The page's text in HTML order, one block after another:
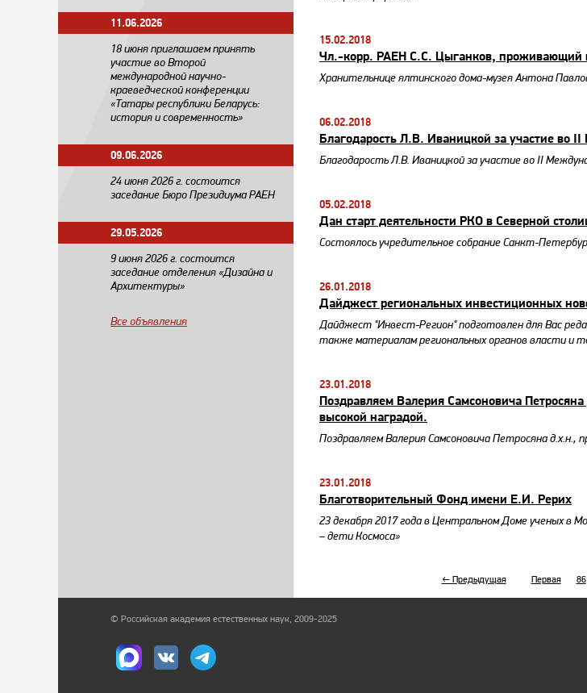
11.06.2026
18 июня приглашаем принять
участие во Второй
международной научно-
краеведческой конференции
«Татары республики Беларусь:
история и современность»
09.06.2026
24 июня 2026 г. состоится
заседание Бюро Президиума РАЕН
29.05.2026
​9 июня 2026 г. состоится
заседание отделения «Дизайна и
Архитектуры»
Все объявления
15.02.2018
Чл.-корр. РАЕН С.С. Цыганков, проживающий
Хранительнице ялтинского дома-музея Антона
06.02.2018
Благодарость Л.В. Иваницкой за участие
Благодарость Л.В. Иваницкой за участие во II
05.02.2018
Дан старт деятельности РКО в Северной
Состоялось учредительное собрание Санкт-
26.01.2018
Дайджест региональных инвестиционных
Дайджест "Инвест-Регион" подготовлен для Вас
также материалам региональных органов власти и
23.01.2018
Поздравляем Валерия Самсоновича
высокой наградой.
Поздравляем Валерия Самсоновича Петросяна д.х.н.,
23.01.2018
Благотворительный Фонд имени Е.И. Рерих
23 декабря 2017 года в Центральном Доме ученых в
– дети Космоса»
← Предыдущая Первая 86
© Российская академия естественных наук, 2009-2025